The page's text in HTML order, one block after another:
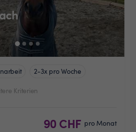
2-3x pro Woche
Kriterien
90 CHF pro Monat